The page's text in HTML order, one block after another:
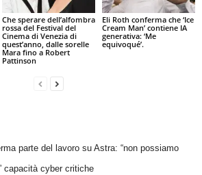
Che sperare dell’alfombra
rossa del Festival del
Cinema di Venezia di
quest’anno, dalle sorelle
Mara fino a Robert
Pattinson
Eli Roth conferma che ‘Ice
Cream Man’ contiene IA
generativa: ‘Me
equivoqué’.
parte del lavoro su Astra: “non possiamo
capacità cyber critiche